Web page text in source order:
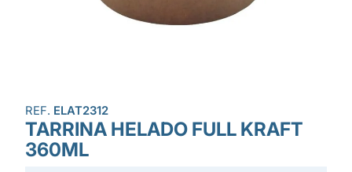
REF. ELAT2312
TARRINA HELADO FULL KRAFT
360ML